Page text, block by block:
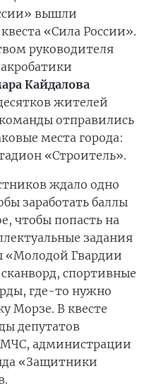
вышли
«Сила России».
руководителя
Кайдалова
жителей
отправились
места города:
«Строитель».
ждало одно
заработать баллы
чтобы попасть на
задания
«Молодой Гвардии
спортивные
где-то нужно
Морзе. В квесте
депутатов
администрации
«Защитники